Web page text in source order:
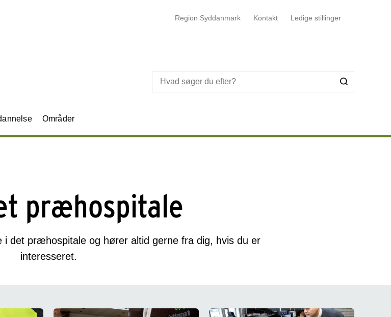
Region Syddanmark Kontakt Ledige stillinger
Områder
præhospitale
i det præhospitale og hører altid gerne fra dig, hvis du er
interesseret.